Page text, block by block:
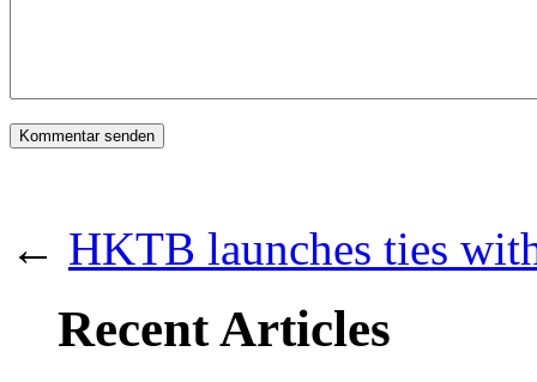
← HKTB launches ties
Recent Articles